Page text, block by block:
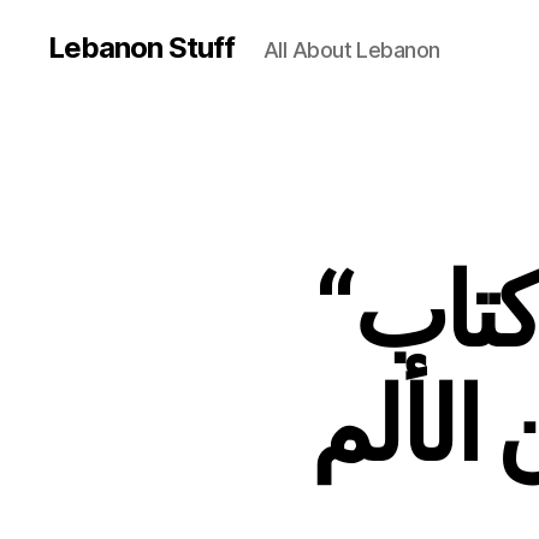
Lebanon Stuff All About Lebanon
“ليس بالدواء وحده”… كتاب